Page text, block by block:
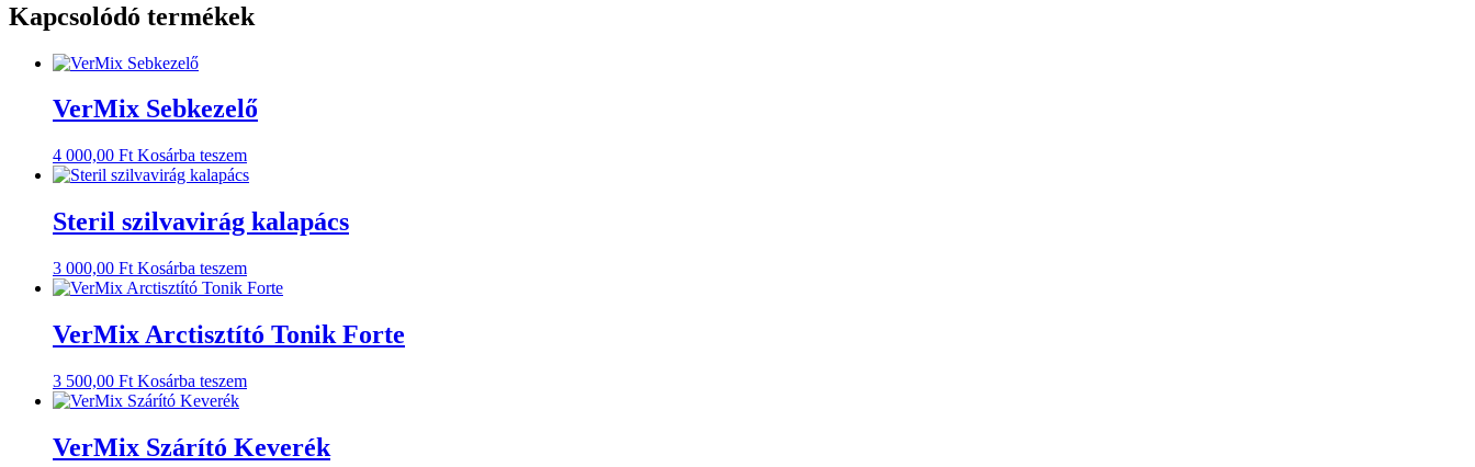
Kapcsolódó termékek
VerMix Sebkezelő
4 000,00 Ft Kosárba teszem
Steril szilvavirág kalapács
3 000,00 Ft Kosárba teszem
VerMix Arctisztító Tonik Forte
3 500,00 Ft Kosárba teszem
VerMix Szárító Keverék